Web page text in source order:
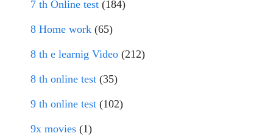
7 th Online test (184)
8 Home work (65)
8 th e learnig Video (212)
8 th online test (35)
9 th online test (102)
9x movies (1)